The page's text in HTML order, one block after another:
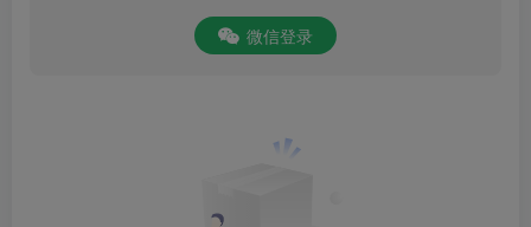
微信登录